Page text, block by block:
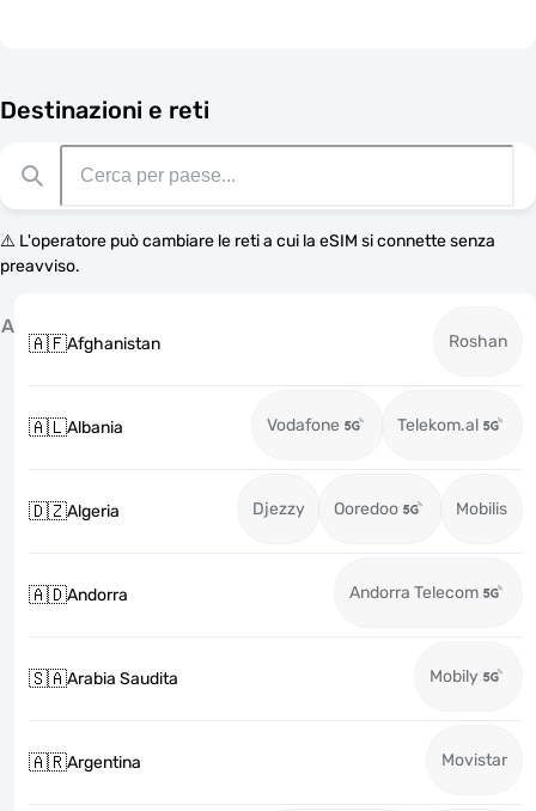
Destinazioni e reti
⚠️ L'operatore può cambiare le reti a cui la eSIM si connette senza
preavviso.
A
🇦🇫Afghanistan Roshan
🇦🇱Albania Vodafone Telekom.al
🇩🇿Algeria Djezzy Ooredoo Mobilis
🇦🇩Andorra Andorra Telecom
🇸🇦Arabia Saudita Mobily
🇦🇷Argentina Movistar